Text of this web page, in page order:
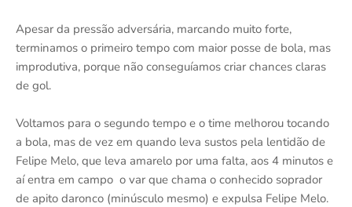
Apesar da pressão adversária, marcando muito forte,
terminamos o primeiro tempo com maior posse de bola, mas
improdutiva, porque não conseguíamos criar chances claras
de gol.
Voltamos para o segundo tempo e o time melhorou tocando
a bola, mas de vez em quando leva sustos pela lentidão de
Felipe Melo, que leva amarelo por uma falta, aos 4 minutos e
aí entra em campo o var que chama o conhecido soprador
de apito daronco (minúsculo mesmo) e expulsa Felipe Melo.